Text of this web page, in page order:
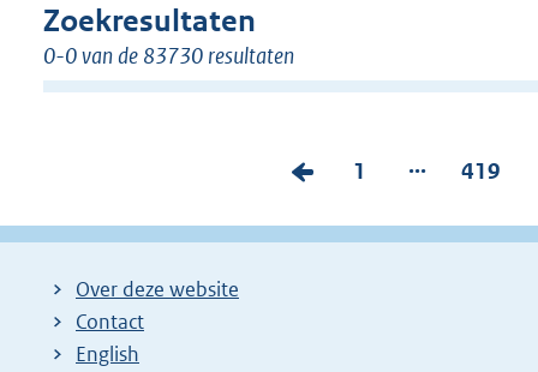
Zoekresultaten
0-0 van de 83730 resultaten
V
r
P
g
1 ...
P
g
419
Over deze website
Contact
English